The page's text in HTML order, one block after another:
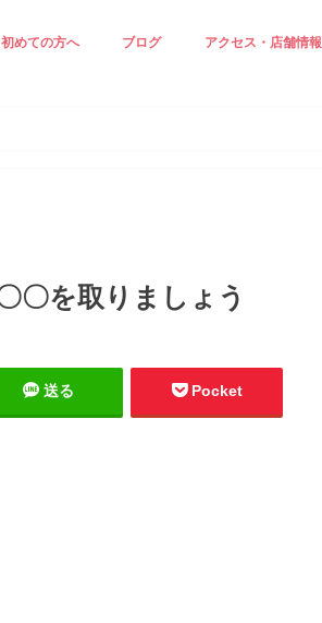
初めての方へ ブログ アクセス・店舗情報
〇を取りましょう
送る Pocket